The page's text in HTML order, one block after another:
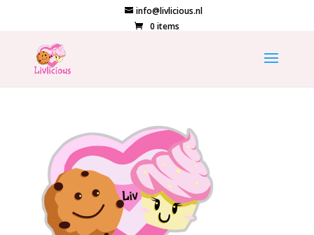
info@livlicious.nl
0 items